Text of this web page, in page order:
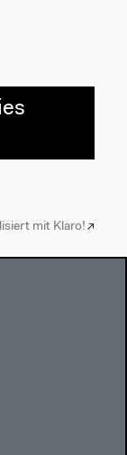
mit Klaro!